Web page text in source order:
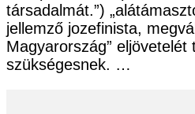
társadalmát.”)
jellemző jozefinista,
Magyarország” eljövetelét
szükségesnek. …